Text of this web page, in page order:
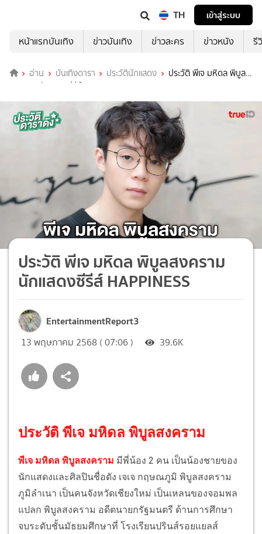
TH
เข้าสู่ระบบ
หน้าแรกบันเทิง
ข่าวบันเทิง ข่าวละคร ข่าวหนัง รี
อ่าน บันเทิงดารา ประวัตินักแสดง
ประวัติ พีเจ มหิดล พิบูล
สงคราม นักแสดงซีรีส์ HAPPINESS
ประวัติ พีเจ มหิดล พิบูลสงคราม
นักแสดงซีรีส์ HAPPINESS
EntertainmentReport3
13 พฤษภาคม 2568 ( 07:06 ) 39.6K
ประวัติ พีเจ มหิดล พิบูลสงคราม
พีเจ มหิดล พิบูลสงคราม มีพี่น้อง 2 คน เป็นน้องชายของ
นักแสดงและศิลปินชื่อดัง เจเจ กฤษณภูมิ พิบูลสงคราม
ภูมิลำเนา เป็นคนจังหวัดเชียงใหม่ เป็นเหลนของจอมพล
แปลก พิบูลสงคราม อดีตนายกรัฐมนตรี ด้านการศึกษา
จบระดับชั้นมัธยมศึกษาที่ โรงเรียนปรินส์รอยแยลส์